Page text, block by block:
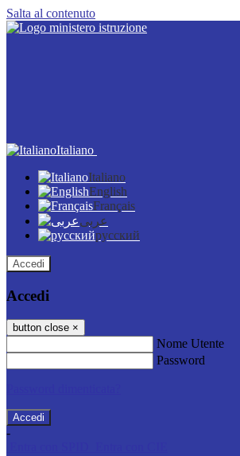
Salta al contenuto
Italiano
Italiano
English
Français
عربى
русский
Accedi
Accedi
button close ×
Nome Utente
Password
-